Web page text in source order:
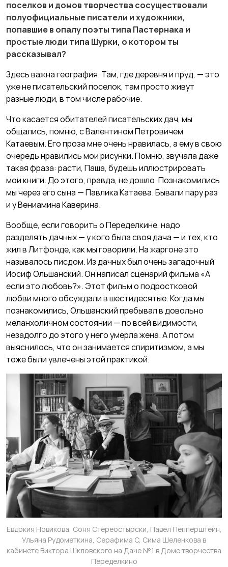
поселков и домов творчества сосуществовали
полуофициальные писатели и художники,
попавшие в опалу поэты типа Пастернака и
простые люди типа Шурки, о котором ты
рассказывал?
Здесь важна география. Там, где деревня и пруд, — это
уже не писательский поселок, там просто живут
разные люди, в том числе рабочие.
Что касается обитателей писательских дач, мы
общались, помню, с Валентином Петровичем
Катаевым. Его проза мне очень нравилась, а ему в свою
очередь нравились мои рисунки. Помню, звучала даже
такая фраза: расти, Паша, будешь иллюстрировать
мои книги. До этого, правда, не дошло. Познакомились
мы через его сына — Павлика Катаева. Бывали пару раз
и у Вениамина Каверина.
Вообще, если говорить о Переделкине, надо
разделять дачных — у кого была своя дача — и тех, кто
жил в Литфонде, как мы говорили. На жаргоне это
называлось писдом. Из дачных был очень загадочный
Иосиф Ольшанский. Он написал сценарий фильма «А
если это любовь?». Этот фильм о подростковой
любви много обсуждали в шестидесятые. Когда мы
познакомились, Ольшанский пребывал в довольно
меланхоличном состоянии — по всей видимости,
незадолго до этого у него умерла жена. А потом
выяснилось, что он занимается спиритизмом, а мы
тоже были увлечены этой практикой.
Евдокия Новикова, Соня Стереостырски, Павел Пепперштейн,
Ульяна Рудометкина, Серафима С, Сима Шеленкова в
кабинете Виктора Шкловского на Даче №1 в Доме творчества
Переделкино